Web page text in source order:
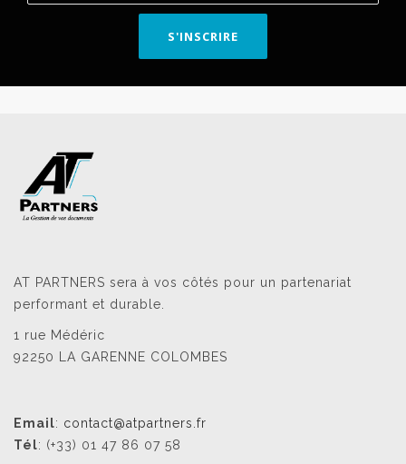
AT PARTNERS sera à vos côtés pour un partenariat
performant et durable.
1 rue Médéric
92250 LA GARENNE COLOMBES
Email: contact@atpartners.fr
Tél: (+33) 01 47 86 07 58